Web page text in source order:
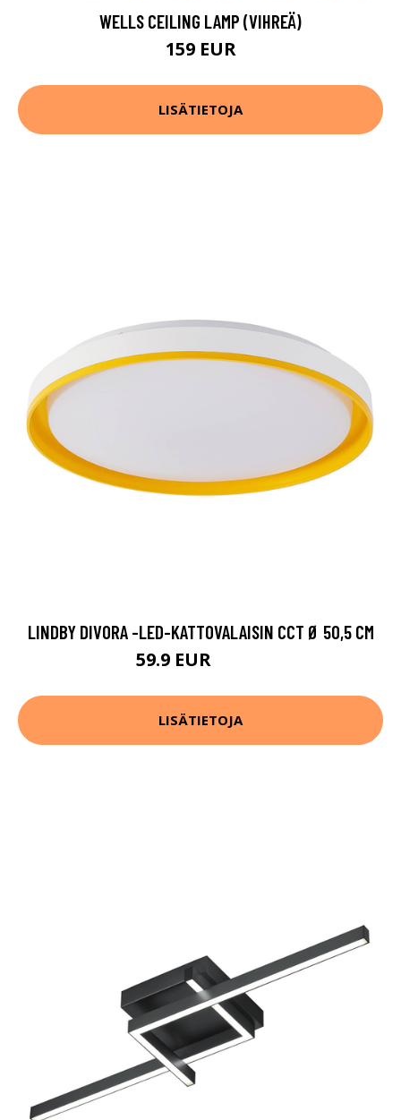
WELLS CEILING LAMP (VIHREÄ)
159 EUR
LISÄTIETOJA
LINDBY DIVORA -LED-KATTOVALAISIN CCT Ø 50,5 CM
59.9 EUR
LISÄTIETOJA